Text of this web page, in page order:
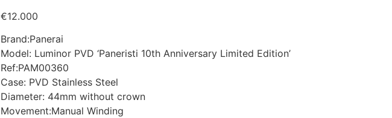
€12.000
Brand:Panerai
Model: Luminor PVD ‘Paneristi 10th Anniversary Limited Edition’
Ref:PAM00360
Case: PVD Stainless Steel
Diameter: 44mm without crown
Movement:Manual Winding